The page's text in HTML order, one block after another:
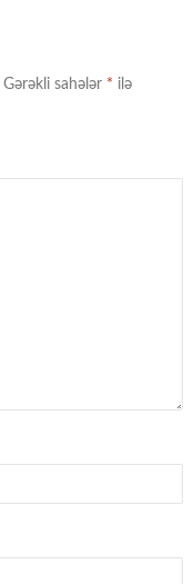
Gərəkli sahələr * ilə